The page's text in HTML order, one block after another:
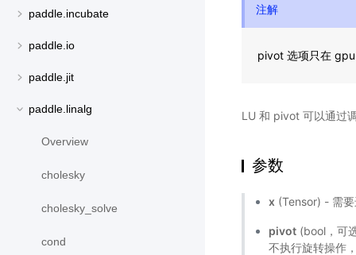
paddle.incubate
paddle.io
paddle.jit
paddle.linalg
Overview
cholesky
cholesky_solve
cond
注解
pivot 选项只在
LU 和 pivot 可以通过
参数
x (Tensor) - 需
pivot (bool，可
不执行旋转操作